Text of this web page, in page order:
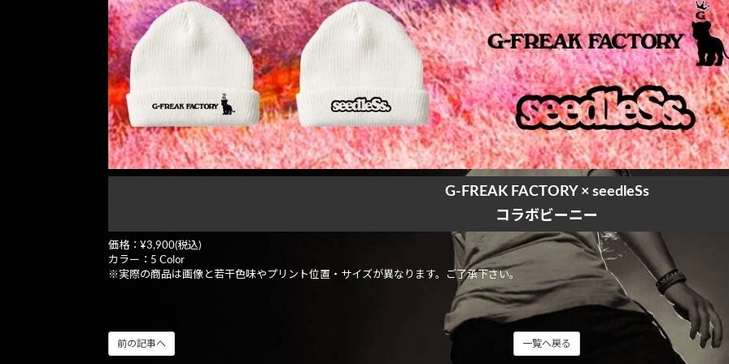
G-FREAK FACTORY × seedleSs
コラボビーニー
価格：¥3,900(税込)
カラー：5 Color
※実際の商品は画像と若干色味やプリント位置・サイズが異なります。ご了承下さい。
一覧へ戻る
前の記事へ